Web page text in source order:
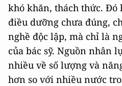
khó khăn, thách thức. Đó
điều dưỡng chưa đúng,
nghề độc lập, mà chỉ là
của bác sỹ. Nguồn nhân
nhiều về số lượng và
hơn so với nhiều nước